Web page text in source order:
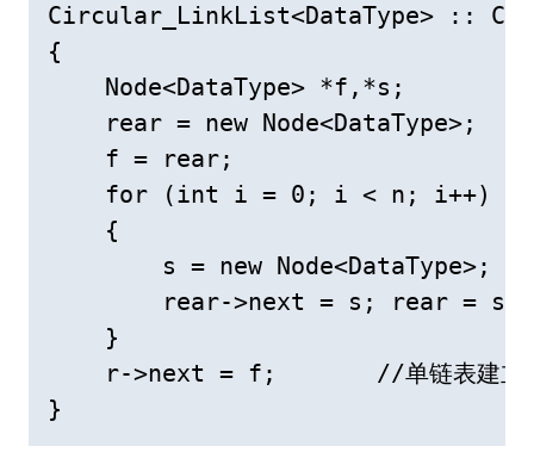
Circular_LinkList<DataType> ::
{
    Node<DataType> *f,*s;
rear = new Node<DataType>;
f = rear;
    for (int i = 0; i < n; i++)
    {
s = new Node<DataType>;
rear->next = s; rear = s;
    }
r->next = f;       //单链表建立
}